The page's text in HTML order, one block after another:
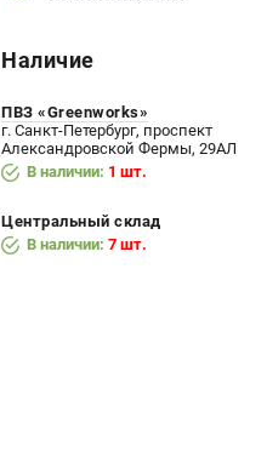
Наличие
ПВЗ «Greenworks»
г. Санкт-Петербург, проспект
Александровской Фермы, 29АЛ
В наличии: 1 шт.
Центральный склад
В наличии: 7 шт.